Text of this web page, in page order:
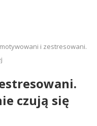
i zestresowani.
czują się